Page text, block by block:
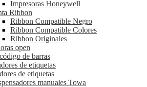
Impresoras Honeywell
Ribbon
Ribbon Compatible Negro
Ribbon Compatible Colores
Ribbon Originales
open
de barras
de etiquetas
de etiquetas
manuales Towa